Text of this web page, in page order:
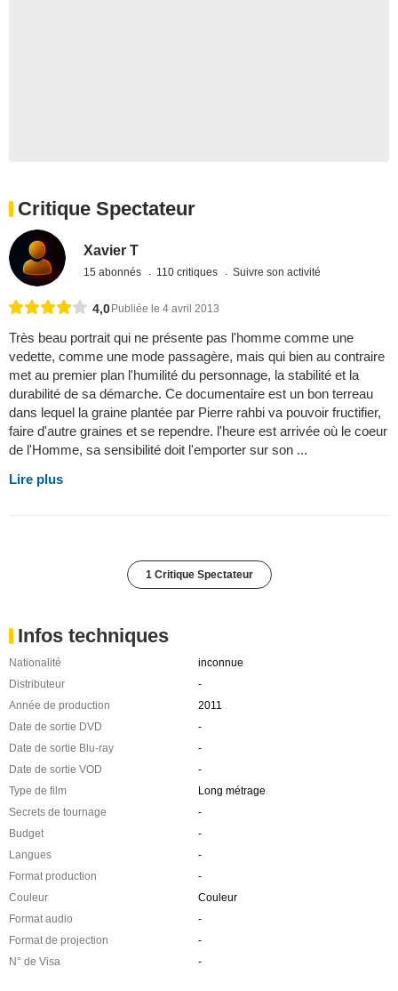
Critique Spectateur
Xavier T
15 abonnés 110 critiques Suivre son activité
4,0 Publiée le 4 avril 2013
Très beau portrait qui ne présente pas l'homme comme une
vedette, comme une mode passagère, mais qui bien au contraire
met au premier plan l'humilité du personnage, la stabilité et la
durabilité de sa démarche. Ce documentaire est un bon terreau
dans lequel la graine plantée par Pierre rahbi va pouvoir fructifier,
faire d'autre graines et se rependre. l'heure est arrivée où le coeur
de l'Homme, sa sensibilité doit l'emporter sur son ...
Lire plus
1 Critique Spectateur
Infos techniques
Nationalité
inconnue
Distributeur
-
Année de production
2011
Date de sortie DVD
-
Date de sortie Blu-ray
-
Date de sortie VOD
-
Type de film
Long métrage
Secrets de tournage
-
Budget
-
Langues
-
Format production
-
Couleur
Couleur
Format audio
-
Format de projection
-
N° de Visa
-